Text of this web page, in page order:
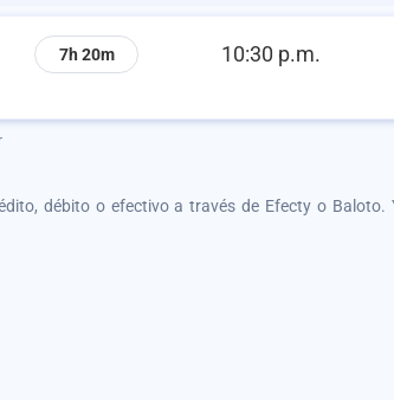
7h 20m 10:30 p.m.
débito o efectivo a través de Efecty o